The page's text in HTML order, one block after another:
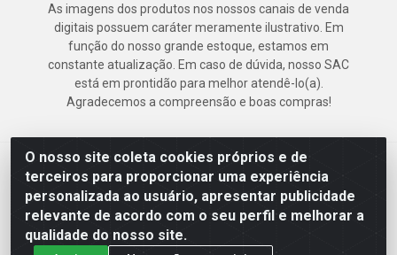
O nosso site coleta cookies próprios e de
terceiros para proporcionar uma experiência
personalizada ao usuário, apresentar publicidade
relevante de acordo com o seu perfil e melhorar a
qualidade do nosso site.
As imagens dos produtos nos nossos canais de venda
digitais possuem caráter meramente ilustrativo. Em
função do nosso grande estoque, estamos em
constante atualização. Em caso de dúvida, nosso SAC
está em prontidão para melhor atendê-lo(a).
Agradecemos a compreensão e boas compras!
Deskontão Atacado - Av. Marechal Mascarenhas de Morais, 2471 -
Imbiribeira - Recife/PE - CEP 51.150-001 - CNPJ 24.150.377/0003-
57